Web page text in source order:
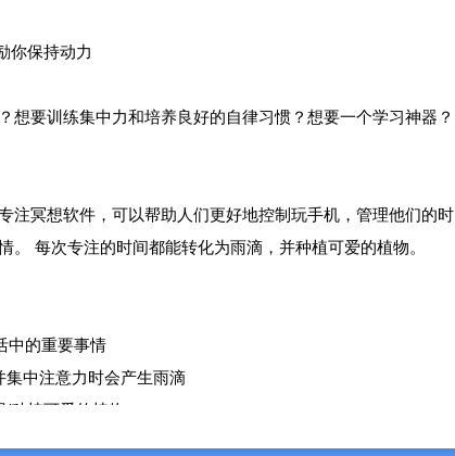
你保持动力
想要训练集中力和培养良好的自律习惯？想要一个学习神器？
注冥想软件，可以帮助人们更好地控制玩手机，管理他们的时
。 每次专注的时间都能转化为雨滴，并种植可爱的植物。
中的重要事情
中注意力时会产生雨滴
种植可爱的植物